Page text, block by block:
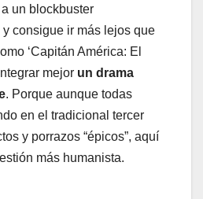
un blockbuster
consigue ir más lejos que
‘Capitán América: El
mejor un drama
. Porque aunque todas
en el tradicional tercer
y porrazos “épicos”, aquí
más humanista.